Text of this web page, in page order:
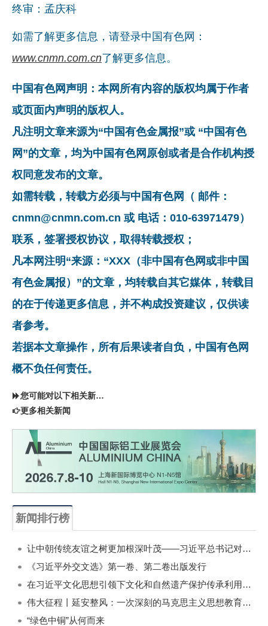
终审：孟庆科
如需了解更多信息，请登录中国有色网：
www.cnmn.com.cn了解更多信息。
中国有色网声明：本网所有内容的版权均属于作者
或页面内声明的版权人。
凡注明文章来源为“中国有色金属报”或 “中国有色
网”的文章，均为中国有色网原创或者是合作机构授
权同意发布的文章。
如需转载，转载方必须与中国有色网（ 邮件：
cnmn@cnmn.com.cn 或 电话：010-63971479）
联系，签署授权协议，取得转载授权；
凡本网注明“来源：“XXX（非中国有色网或非中国
有色金属报）”的文章，均转载自其它媒体，转载目
的在于传递更多信息，并不构成投资建议，仅供读
者参考。
若据本文章操作，所有后果读者自负，中国有色网
概不负任何责任。
您可能对以下相关新闻同样感兴趣
更多相关新闻
新闻排行榜
让中朝传统友谊之树更加根深叶茂——习近平总书记对朝鲜进行国事访问纪实
《习近平外交文选》第一卷、第二卷出版发行
在习近平文化思想引领下文化和自然遗产保护传承利用工作开创新局面
伟大征程丨延安整风：一次深刻的马克思主义思想教育运动
“绿色中铜”从何而来